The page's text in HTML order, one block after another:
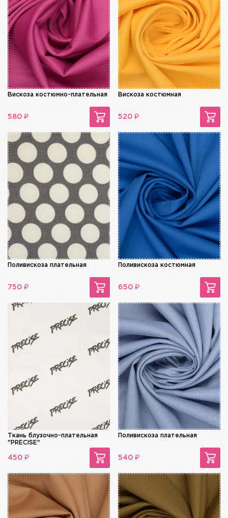
Вискоза костюмно-плательная
580 ₽
Вискоза костюмная
520 ₽
Поливискоза плательная
750 ₽
Поливискоза костюмная
650 ₽
Ткань блузочно-плательная
"PRECISE"
450 ₽
Поливискоза плательная
540 ₽